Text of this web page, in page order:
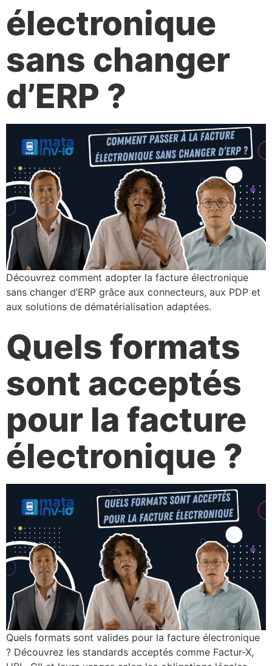
électronique
sans changer
d’ERP ?
Découvrez comment adopter la facture électronique
sans changer d’ERP grâce aux connecteurs, aux PDP et
aux solutions de dématérialisation adaptées.
Quels formats
sont acceptés
pour la facture
électronique ?
Quels formats sont valides pour la facture électronique
? Découvrez les standards acceptés comme Factur-X,